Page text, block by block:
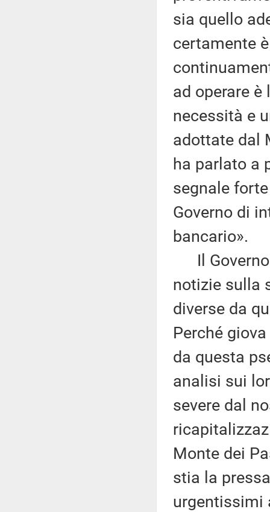
sia quello
certamente
ad operare
necessità e
adottate dal
ha parlato a
segnale
Governo di
bancario».
Il Governo
notizie sulla
diverse da
Perché
da questa
analisi sui
severe dal
Monte dei
stia la
urgentissimi